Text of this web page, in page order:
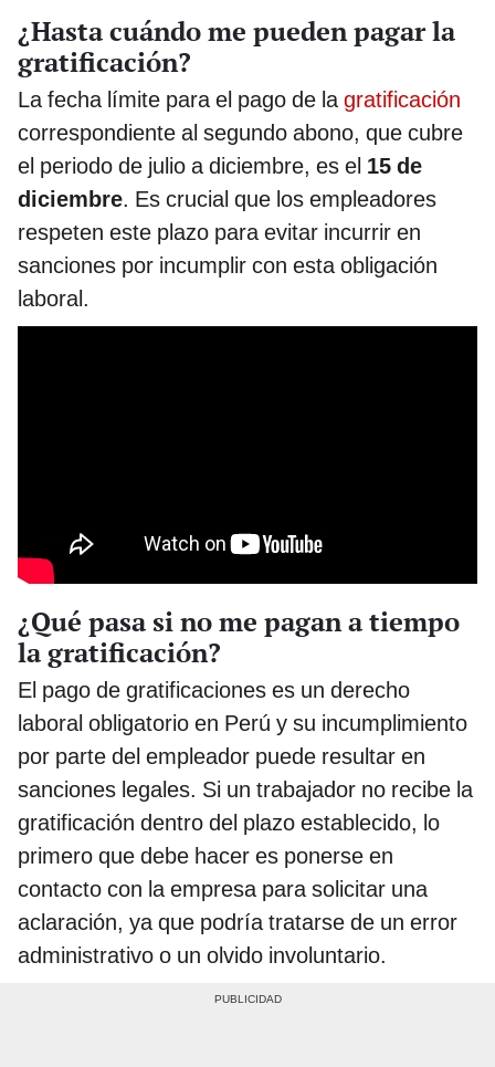
¿Hasta cuándo me pueden pagar la
gratificación?
La fecha límite para el pago de la gratificación
correspondiente al segundo abono, que cubre
el periodo de julio a diciembre, es el 15 de
diciembre. Es crucial que los empleadores
respeten este plazo para evitar incurrir en
sanciones por incumplir con esta obligación
laboral.
¿Qué pasa si no me pagan a tiempo
la gratificación?
El pago de gratificaciones es un derecho
laboral obligatorio en Perú y su incumplimiento
por parte del empleador puede resultar en
sanciones legales. Si un trabajador no recibe la
gratificación dentro del plazo establecido, lo
primero que debe hacer es ponerse en
contacto con la empresa para solicitar una
aclaración, ya que podría tratarse de un error
administrativo o un olvido involuntario.